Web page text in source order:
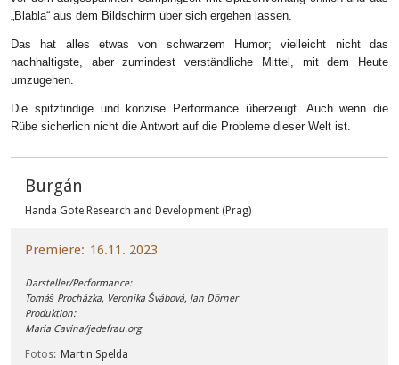
„Blabla“ aus dem Bildschirm über sich ergehen lassen.
Das hat alles etwas von schwarzem Humor; vielleicht nicht das
nachhaltigste, aber zumindest verständliche Mittel, mit dem Heute
umzugehen.
Die spitzfindige und konzise Performance überzeugt. Auch wenn die
Rübe sicherlich nicht die Antwort auf die Probleme dieser Welt ist.
Burgán
Handa Gote Research and Development (Prag)
Premiere 16.11. 2023
Darsteller/Performance:
Tomáš Procházka, Veronika Švábová, Jan Dörner
Produktion:
Maria Cavina/jedefrau.org
Fotos Martin Spelda